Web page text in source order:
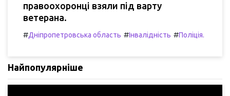
правоохоронці взяли під варту
ветерана.
#Дніпропетровська область #Інвалідність #Поліція.
Найпопулярніше